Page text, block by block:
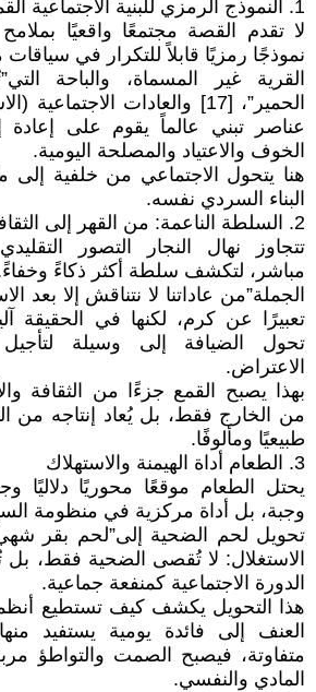
1. النموذج الرمزي للبنية الاجتماعية القمعية
لا تقدم القصة مجتمعًا واقعيًا
نموذجًا رمزيًا قابلاً للتكرار في سياقات
القرية غير المسماة، والباحة
الحمير”، [17] والعادات
عناصر تبني عالماً يقوم على إعادة
الخوف والاعتياد والمصلحة اليومية.
هنا يتحول الاجتماعي من خلفية إلى
البناء السردي نفسه.
2. السلطة الناعمة: من القهر إلى الثقافة
تتجاوز نهال النجار التصور
مباشر، لتكشف سلطة أكثر ذكاءً
تعبيرًا عن كرم، لكنها في الحقيقة
تحول الضيافة إلى وسيلة لتأجيل
الاعتراض.
بهذا يصبح القمع جزءًا من الثقافة
من الخارج فقط، بل يُعاد إنتاجه من
طبيعيًا ومألوفًا.
3. الطعام أداة الهيمنة والاستهلاك
يحتل الطعام موقعًا محوريًا دلاليًا
وجبة، بل أداة مركزية في منظومة
الاستغلال: لا تُقصى الضحية فقط، بل
الدورة الاجتماعية كمنفعة جماعية.
هذا التحويل يكشف كيف تستطيع
العنف إلى فائدة يومية يستفيد
متفاوتة، فيصبح الصمت والتواطؤ
المادي والنفسي.